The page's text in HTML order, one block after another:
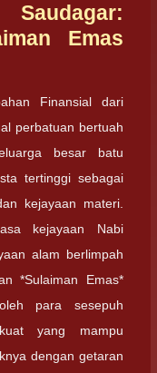
Emas
Finansial dari
perbatuan bertuah
besar batu
tertinggi sebagai
kejayaan materi.
kejayaan Nabi
alam berlimpah
*Sulaiman Emas*
para sesepuh
yang mampu
dengan getaran